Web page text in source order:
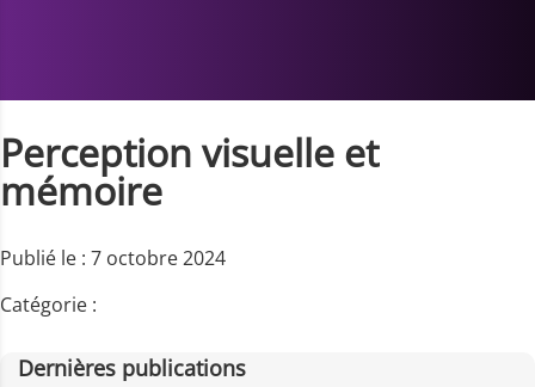
Perception visuelle et
mémoire
Publié le : 7 octobre 2024
Catégorie :
Dernières publications